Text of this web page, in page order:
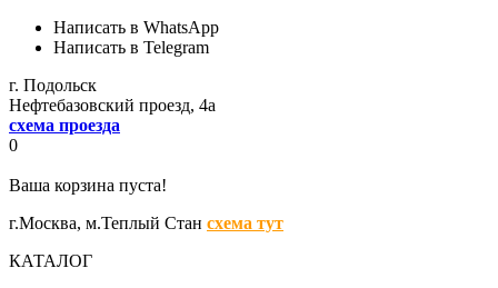
Написать в WhatsApp
Написать в Telegram
г. Подольск
Нефтебазовский проезд, 4а
схема проезда
0
Ваша корзина пуста!
г.Москва, м.Теплый Стан схема тут
КАТАЛОГ